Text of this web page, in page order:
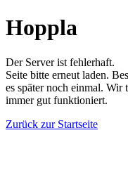
Hoppla
Der Server ist fehlerhaft.
Seite bitte erneut laden.
es später noch einmal. Wir
immer gut funktioniert.
Zurück zur Startseite